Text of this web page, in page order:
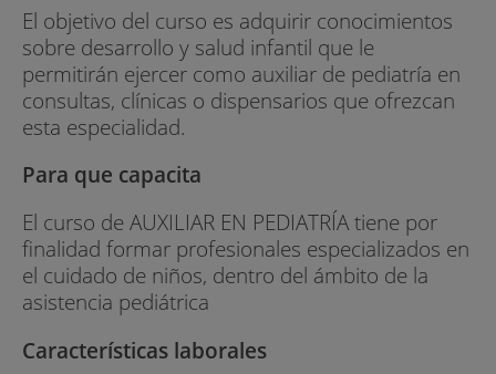
El objetivo del curso es adquirir conocimientos
sobre desarrollo y salud infantil que le
permitirán ejercer como auxiliar de pediatría en
consultas, clínicas o dispensarios que ofrezcan
esta especialidad.
Para que capacita
El curso de AUXILIAR EN PEDIATRÍA tiene por
finalidad formar profesionales especializados en
el cuidado de niños, dentro del ámbito de la
asistencia pediátrica
Características laborales